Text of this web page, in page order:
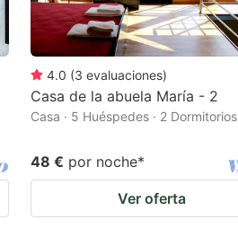
4.0 (3 evaluaciones)
Casa de la abuela María - 2
Casa · 5 Huéspedes · 2 Dormitorios
48 € por noche*
Ver oferta